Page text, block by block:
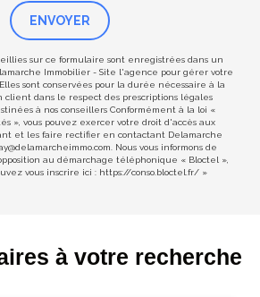
ENVOYER
sur ce formulaire sont enregistrées dans un
Immobilier - Site l'agence pour gérer votre
sont conservées pour la durée nécessaire à la
client dans le respect des prescriptions légales
à nos conseillers Conformément à la loi «
», vous pouvez exercer votre droit d'accès aux
et les faire rectifier en contactant Delamarche
Nous vous informons de
au démarchage téléphonique « Bloctel »,
vous inscrire ici : https://conso.bloctel.fr/ »
à votre recherche